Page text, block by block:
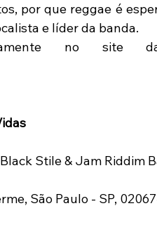
por que reggae é
e líder da banda.
no site
Stile & Jam Riddim
São Paulo - SP,